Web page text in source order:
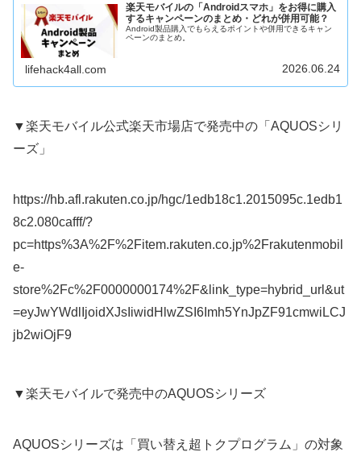
楽天モバイルの「Androidスマホ」をお得に購入
するキャンペーンのまとめ・どれが併用可能？
Android製品購入でもらえるポイントや併用できるキャン
ペーンのまとめ。
lifehack4all.com 2026.06.24
▼楽天モバイル公式楽天市場店で発売中の「AQUOSシリ
ーズ」
https://hb.afl.rakuten.co.jp/hgc/1edb18c1.2015095c.1edb1
8c2.080cafff/?
pc=https%3A%2F%2Fitem.rakuten.co.jp%2Frakutenmobil
e-
store%2Fc%2F0000000174%2F&link_type=hybrid_url&ut
=eyJwYWdlIjoidXJsIiwidHlwZSI6Imh5YnJpZF91cmwiLCJ
jb2wiOjF9
▼楽天モバイルで発売中のAQUOSシリーズ
AQUOSシリーズは「買い替え超トクプログラム」の対象